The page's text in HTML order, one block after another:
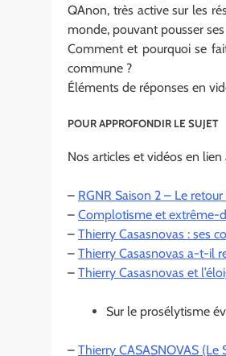
QAnon, très active sur les
monde, pouvant pousser
Comment et pourquoi se
commune ?
Éléments de réponses en
POUR APPROFONDIR LE SUJET
Nos articles et vidéos en
– RGNR Saison 2 – Le retour
– Complotisme et extrême-
– Thierry Casasnovas : ses
– Thierry Casasnovas a-t-il
– Thierry Casasnovas et
Sur le prosélytisme
– Thierry CASASNOVAS (Le